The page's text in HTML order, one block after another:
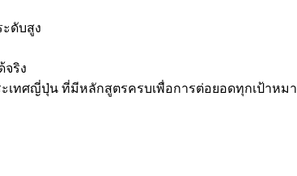
ะดับสูง
ริง
ะเทศญี่ปุ่น ที่มีหลักสูตรครบเพื่อการต่อยอดทุกเป้าหม